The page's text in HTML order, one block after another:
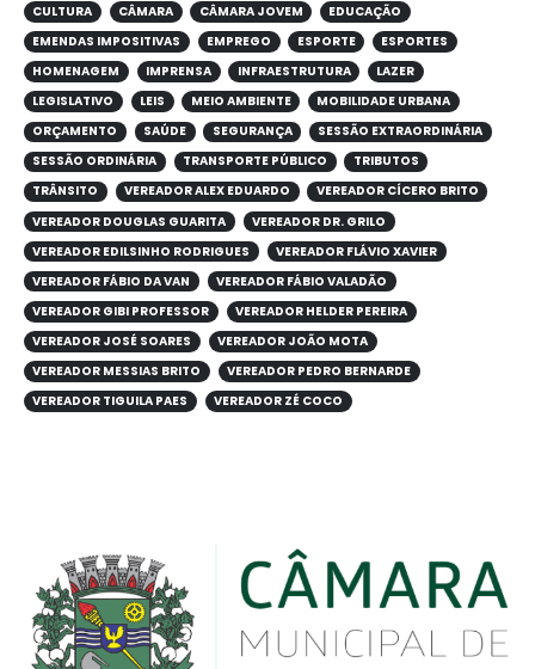
CULTURA
CÂMARA CÂMARA JOVEM
EDUCAÇÃO
EMENDAS IMPOSITIVAS
EMPREGO ESPORTE
ESPORTES
HOMENAGEM
IMPRENSA INFRAESTRUTURA
LAZER
LEGISLATIVO
LEIS MEIO AMBIENTE
MOBILIDADE URBANA
ORÇAMENTO
SAÚDE SEGURANÇA
SESSÃO EXTRAORDINÁRIA
SESSÃO ORDINÁRIA
TRANSPORTE PÚBLICO
TRIBUTOS
TRÂNSITO
VEREADOR ALEX EDUARDO
VEREADOR CÍCERO BRITO
VEREADOR DOUGLAS GUARITA
VEREADOR DR. GRILO
VEREADOR EDILSINHO RODRIGUES
VEREADOR FLÁVIO XAVIER
VEREADOR FÁBIO DA VAN
VEREADOR FÁBIO VALADÃO
VEREADOR GIBI PROFESSOR
VEREADOR HELDER PEREIRA
VEREADOR JOSÉ SOARES
VEREADOR JOÃO MOTA
VEREADOR MESSIAS BRITO
VEREADOR PEDRO BERNARDE
VEREADOR TIGUILA PAES
VEREADOR ZÉ COCO